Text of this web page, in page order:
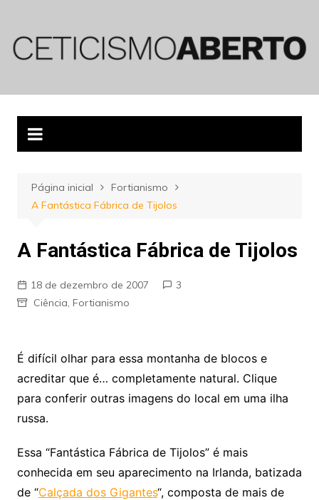
conteúdo
Página inicial
Fortianismo
A Fantástica Fábrica de Tijolos
A Fantástica Fábrica de Tijolos
18 de dezembro de 2007
3
Ciência Fortianismo
É difícil olhar para essa montanha de blocos e
acreditar que é… completamente natural. Clique
para conferir outras imagens do local em uma ilha
russa.
Essa “Fantástica Fábrica de Tijolos” é mais
conhecida em seu aparecimento na Irlanda, batizada
de “Calçada dos Gigantes“, composta de mais de